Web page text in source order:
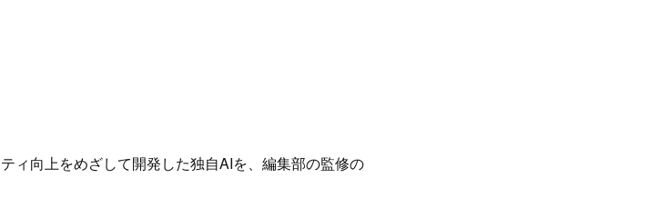
ィ向上をめざして開発した独自AIを、編集部の監修の